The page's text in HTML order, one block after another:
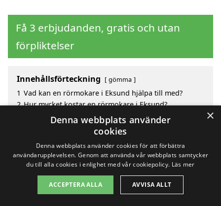
Få 3 erbjudanden, gratis och utan
förpliktelser
Innehållsförteckning gömma
1 Vad kan en rörmokare i Eksund hjälpa till med?
2 Hur mycket kostar en rörmokare i Eksund?
Fördelar med att välja rörmokare i Eksund
Sök efter en skicklig rörmokare i de omgivande
Copyright 2026 - Pilanto Aps
×
Denna webbplats använder
cookies
Denna webbplats använder cookies för att förbättra
användarupplevelsen. Genom att använda vår webbplats samtycker
du till alla cookies i enlighet med vår cookiepolicy. Läs mer
ACCEPTERA ALLA AVVISA ALLT